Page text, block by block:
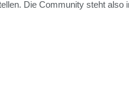
Die Community steht